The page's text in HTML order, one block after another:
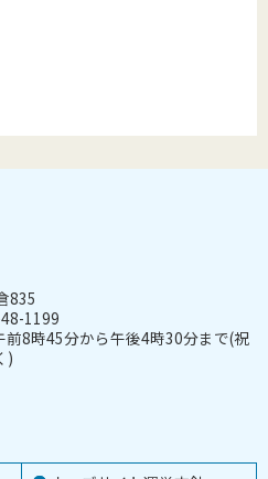
835
1199
8時45分から午後4時30分まで(祝
)